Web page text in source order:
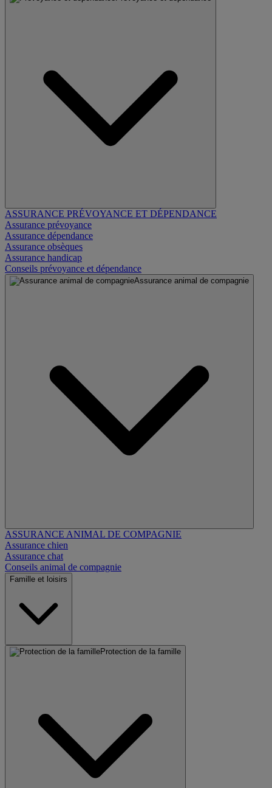
ASSURANCE PRÉVOYANCE ET DÉPENDANCE
Assurance prévoyance
Assurance dépendance
Assurance obsèques
Assurance handicap
Conseils prévoyance et dépendance
Assurance animal de compagnie
ASSURANCE ANIMAL DE COMPAGNIE
Assurance chien
Assurance chat
Conseils animal de compagnie
Famille et loisirs
Protection de la famille